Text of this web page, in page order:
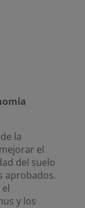
la
el
del suelo
aprobados.
y los